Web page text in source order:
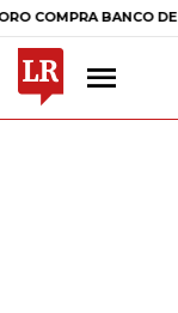
BANCO DE LA